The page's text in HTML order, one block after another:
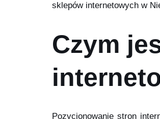
sklepów internetowych w
Czym
Pozycjonowanie stron